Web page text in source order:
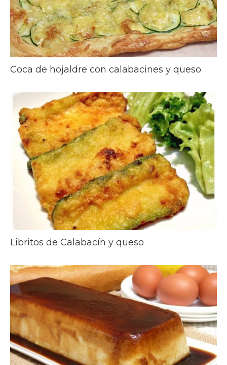
Coca de hojaldre con calabacines y queso
Libritos de Calabacín y queso